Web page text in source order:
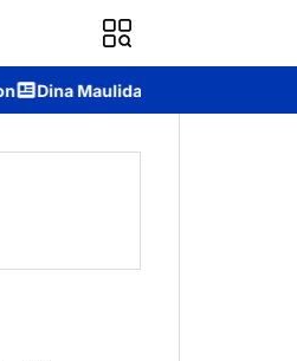
Aklamasi Pimpin